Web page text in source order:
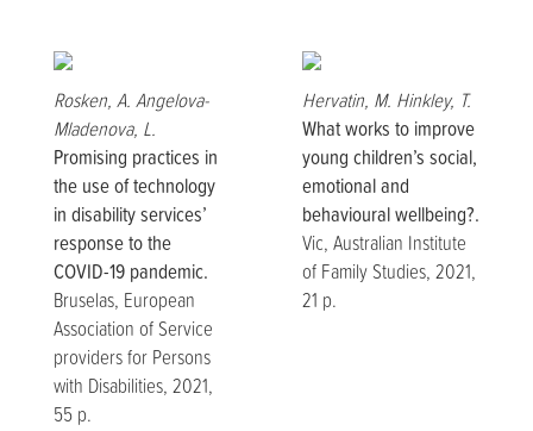
Rosken, A. Angelova-
Mladenova, L.
Promising practices in
the use of technology
in disability services’
response to the
COVID-19 pandemic.
Bruselas, European
Association of Service
providers for Persons
with Disabilities, 2021,
55 p.
Hervatin, M. Hinkley, T.
What works to improve
young children’s social,
emotional and
behavioural wellbeing?.
Vic, Australian Institute
of Family Studies, 2021,
21 p.